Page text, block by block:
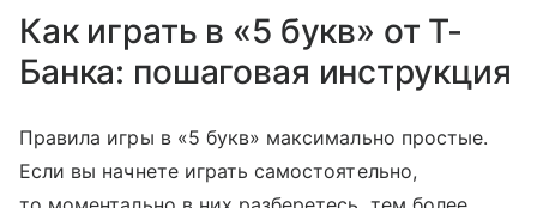
Как играть в «5 букв» от Т-
Банка: пошаговая инструкция
Правила игры в «5 букв» максимально простые.
Если вы начнете играть самостоятельно,